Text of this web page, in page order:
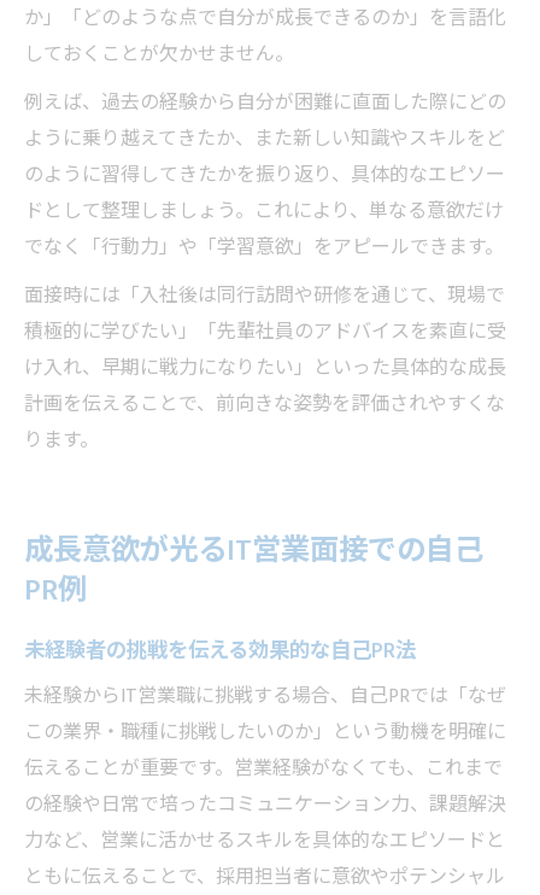
か」「どのような点で自分が成長できるのか」を言語化
しておくことが欠かせません。
例えば、過去の経験から自分が困難に直面した際にどの
ように乗り越えてきたか、また新しい知識やスキルをど
のように習得してきたかを振り返り、具体的なエピソー
ドとして整理しましょう。これにより、単なる意欲だけ
でなく「行動力」や「学習意欲」をアピールできます。
面接時には「入社後は同行訪問や研修を通じて、現場で
積極的に学びたい」「先輩社員のアドバイスを素直に受
け入れ、早期に戦力になりたい」といった具体的な成長
計画を伝えることで、前向きな姿勢を評価されやすくな
ります。
成長意欲が光るIT営業面接での自己
PR例
未経験者の挑戦を伝える効果的な自己PR法
未経験からIT営業職に挑戦する場合、自己PRでは「なぜ
この業界・職種に挑戦したいのか」という動機を明確に
伝えることが重要です。営業経験がなくても、これまで
の経験や日常で培ったコミュニケーション力、課題解決
力など、営業に活かせるスキルを具体的なエピソードと
ともに伝えることで、採用担当者に意欲やポテンシャル